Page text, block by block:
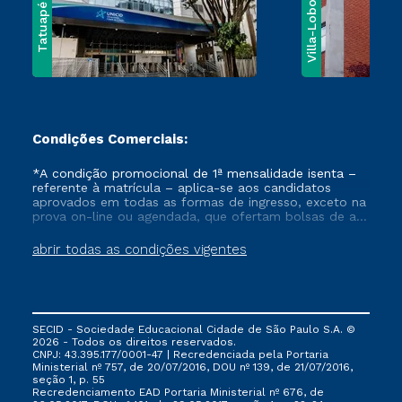
Tatuapé Villa-Lobos
Condições Comerciais:
abrir todas as condições vigentes
*A condição promocional de 1ª mensalidade isenta –
referente à matrícula – aplica-se aos candidatos
aprovados em todas as formas de ingresso, exceto na
prova on-line ou agendada, que ofertam bolsas de até
vigente, que ainda não tenham efetivado e/ou não
tenham cancelado ou trancado sua matrícula em uma
via FIES, Prouni e outros programas governamentais, e
não se acumula com nenhuma outra campanha
ofertada pela Instituição.
SECID - Sociedade Educacional Cidade de São Paulo S.A. ©
2026 - Todos os direitos reservados.
CNPJ: 43.395.177/0001-47 | Recredenciada pela Portaria
Ministerial nº 757, de 20/07/2016, DOU nº 139, de 21/07/2016,
seção 1, p. 55
Recredenciamento EAD Portaria Ministerial nº 676, de